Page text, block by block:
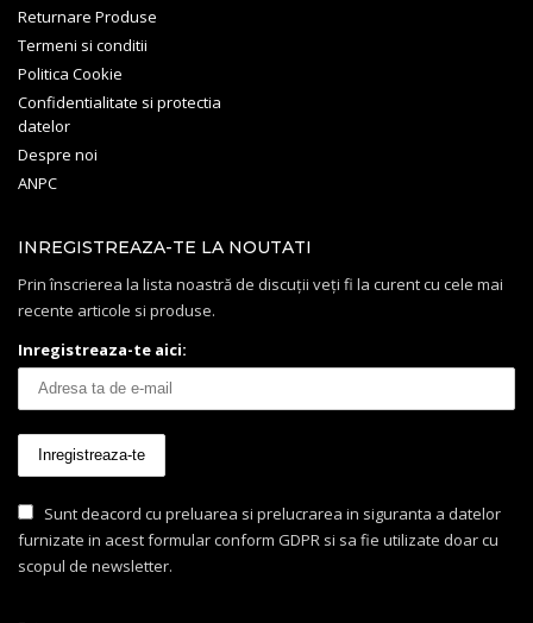
Returnare Produse
Termeni si conditii
Politica Cookie
Confidentialitate si protectia
datelor
Despre noi
ANPC
INREGISTREAZA-TE LA NOUTATI
Prin înscrierea la lista noastră de discuții veți fi la curent cu cele mai
recente articole si produse.
Inregistreaza-te aici:
Sunt deacord cu preluarea si prelucrarea in siguranta a datelor
furnizate in acest formular conform GDPR si sa fie utilizate doar cu
scopul de newsletter.